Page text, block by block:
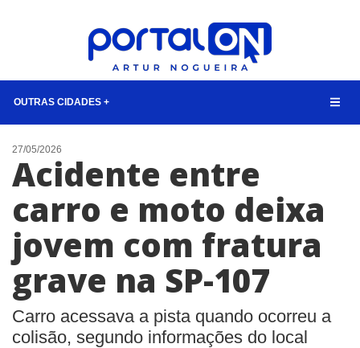
OUTRAS CIDADES +
NOTÍCIAS
LISTA DIGITAL
TELEFONES ÚTEIS
QUEM SOMOS
CONTATO
ANUNCIE
BUSCAR
27/05/2026
Acidente entre
carro e moto deixa
jovem com fratura
grave na SP-107
Carro acessava a pista quando ocorreu a
colisão, segundo informações do local